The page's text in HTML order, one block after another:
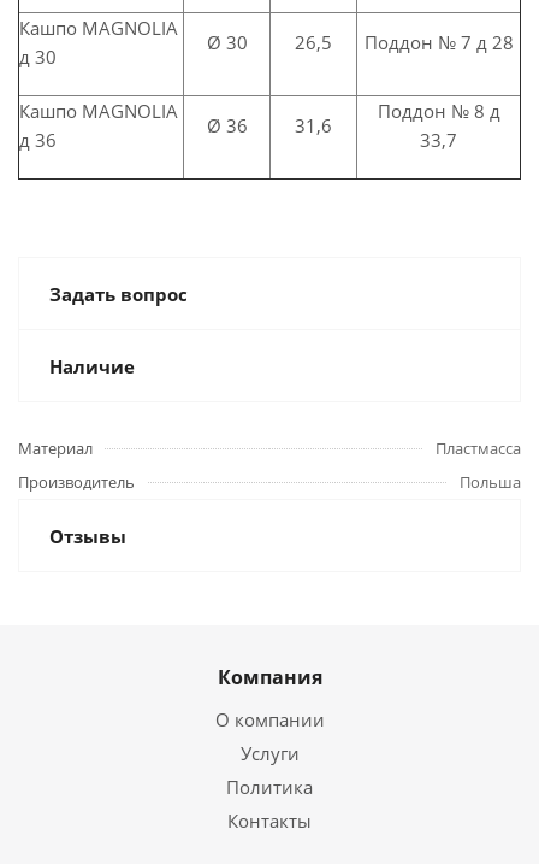
Кашпо MAGNOLIА
д 30
Ø 30 26,5 Поддон № 7 д 28
Кашпо MAGNOLIА
д 36
Ø 36 31,6
Поддон № 8 д
33,7
Задать вопрос
Наличие
Материал
Пластмасса
Производитель
Польша
Отзывы
Компания
О компании
Услуги
Политика
Контакты